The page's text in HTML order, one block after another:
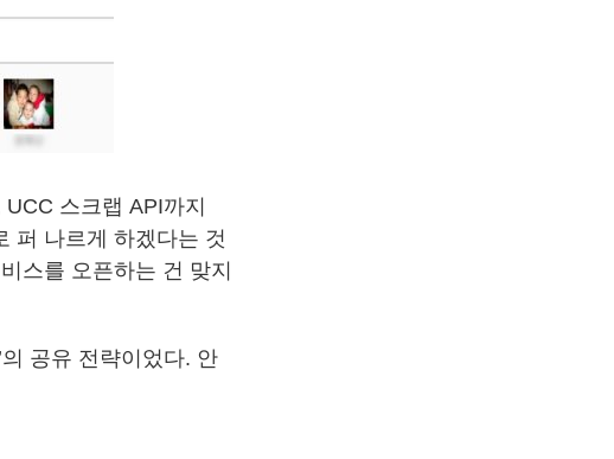
스크랩 API까지
퍼 나르게 하겠다는 것
스를 오픈하는 건 맞지
의 공유 전략이었다. 안